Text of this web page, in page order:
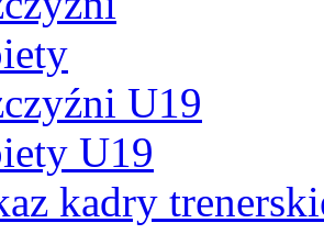
U19
U19
kadry